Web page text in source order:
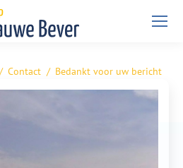
Je bent hier:
Contact Bedankt voor uw bericht